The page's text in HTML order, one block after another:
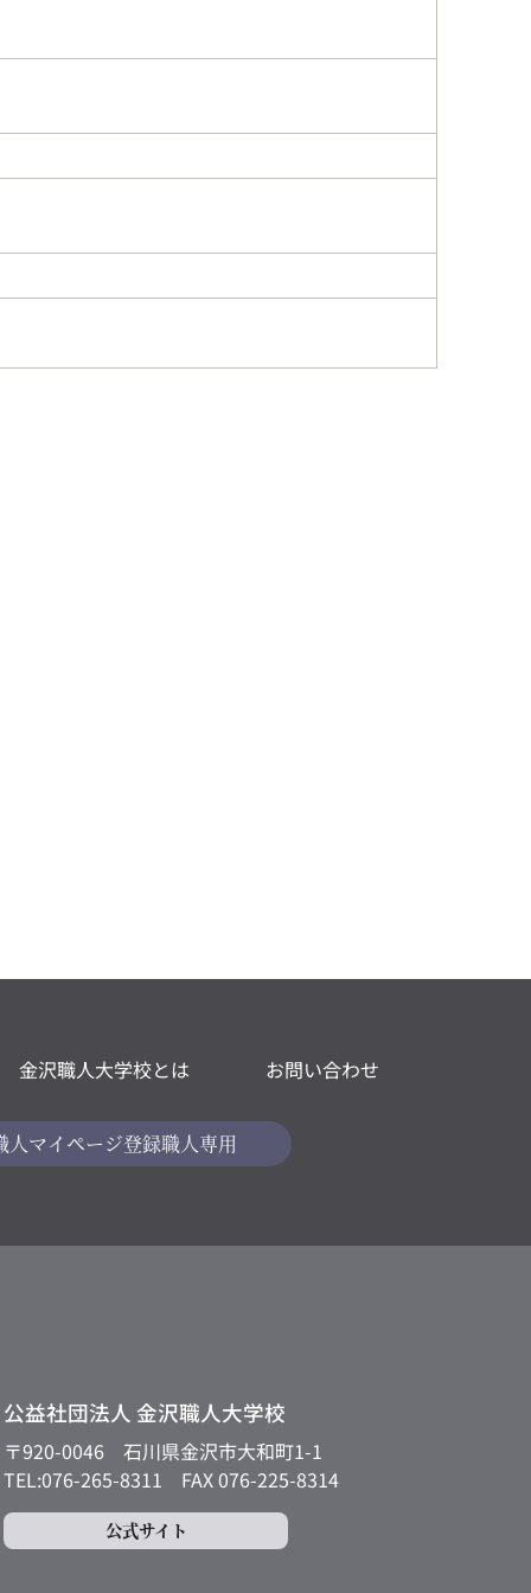
金沢職人大学校とは お問い合わせ
人マイページ登録職人専用
公益社団法人 金沢職人大学校
〒920-0046
石川県金沢市大和町1-1
TEL:076-265-8311
FAX 076-225-8314
公式サイト